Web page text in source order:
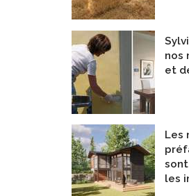
nos
et
Les
les